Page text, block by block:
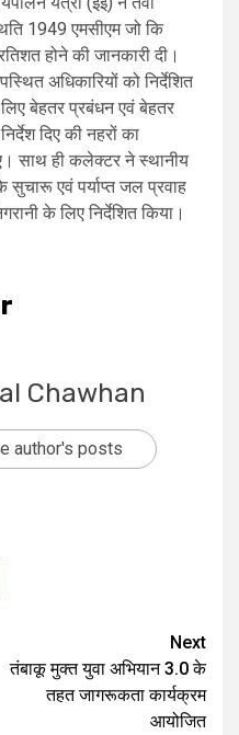
1949 एमसीएम जो कि
होने की जानकारी दी।
अधिकारियों को निर्देशित
बेहतर प्रबंधन एवं बेहतर
दिए की नहरों का
साथ ही कलेक्टर ने स्थानीय
सुचारू एवं पर्याप्त जल प्रवाह
के लिए निर्देशित किया।
Chawhan
author's posts
Next
तंबाकू मुक्त युवा अभियान 3.0 के
तहत जागरूकता कार्यक्रम
आयोजित